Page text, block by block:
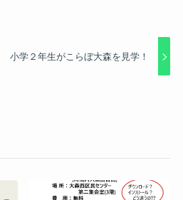
小学２年生がこらぼ大森を見学！